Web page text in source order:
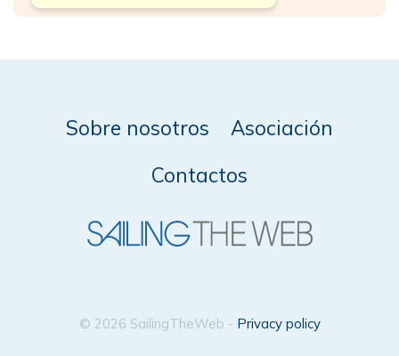
Sobre nosotros
Asociación
Contactos
© 2026 SailingTheWeb - Privacy policy